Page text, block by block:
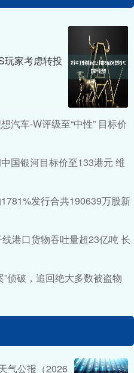
玩家考虑转投
汽车-W评级至“中性” 目标价
国银河目标价至133港元 维
发行合共190639万股新
港口货物吞吐量超23亿吨 长
侦破，追回绝大多数被盗物
气公报（2026